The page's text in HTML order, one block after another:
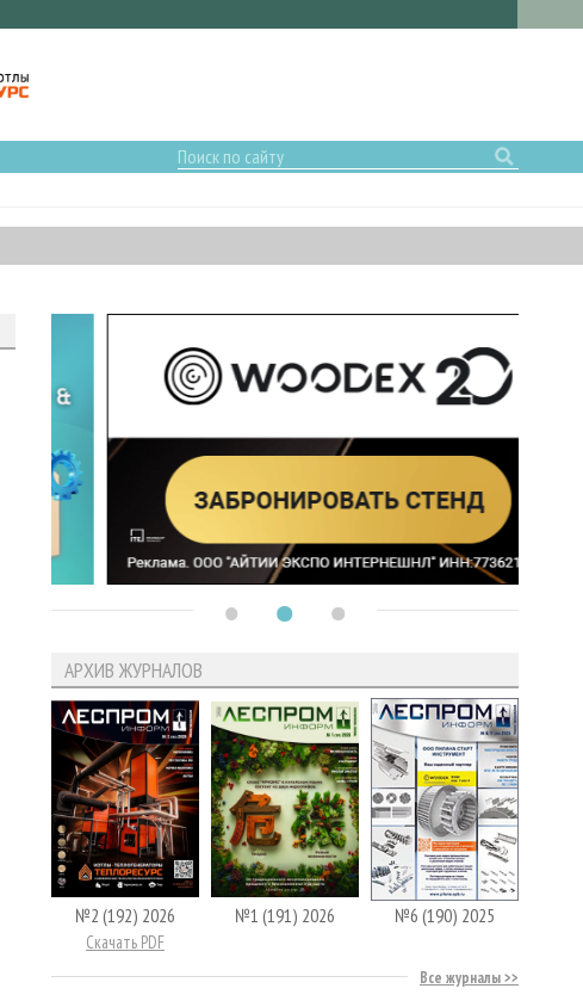
АРХИВ ЖУРНАЛОВ
№2 (192) 2026
Скачать PDF
№1 (191) 2026 №6 (190) 2025
Все журналы